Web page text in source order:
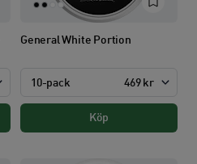
General White Portion
10-pack 469 kr
Köp